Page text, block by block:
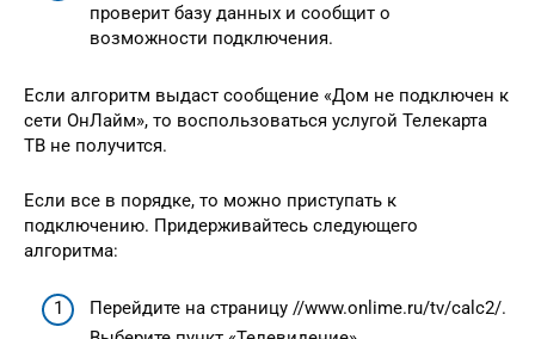
проверит базу данных и сообщит о
возможности подключения.
Если алгоритм выдаст сообщение «Дом не подключен к
сети ОнЛайм», то воспользоваться услугой Телекарта
ТВ не получится.
Если все в порядке, то можно приступать к
подключению. Придерживайтесь следующего
алгоритма:
Перейдите на страницу //www.onlime.ru/tv/calc2/.